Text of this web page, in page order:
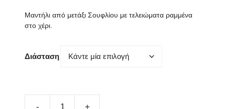
180,00 €
Μαντήλι από μετάξι Σουφλίου με τελειώματα ραμμένα
στο χέρι.
Διάσταση